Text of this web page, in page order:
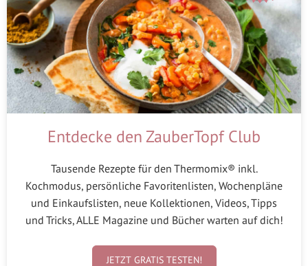
Entdecke den ZauberTopf Club
Tausende Rezepte für den Thermomix® inkl.
Kochmodus, persönliche Favoritenlisten, Wochenpläne
und Einkaufslisten, neue Kollektionen, Videos, Tipps
und Tricks, ALLE Magazine und Bücher warten auf dich!
JETZT GRATIS TESTEN!